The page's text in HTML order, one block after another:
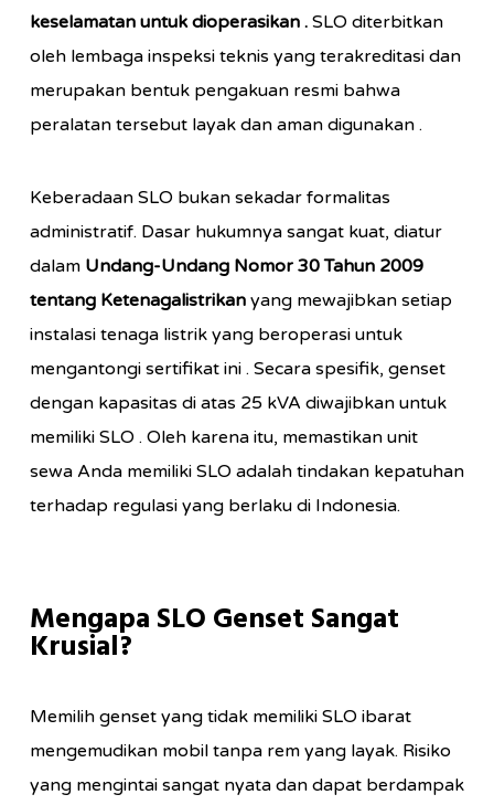
keselamatan untuk dioperasikan .SLO diterbitkan
oleh lembaga inspeksi teknis yang terakreditasi dan
merupakan bentuk pengakuan resmi bahwa
peralatan tersebut layak dan aman digunakan .
Keberadaan SLO bukan sekadar formalitas
administratif. Dasar hukumnya sangat kuat, diatur
dalam Undang-Undang Nomor 30 Tahun 2009
tentang Ketenagalistrikanyang mewajibkan setiap
instalasi tenaga listrik yang beroperasi untuk
mengantongi sertifikat ini . Secara spesifik, genset
dengan kapasitas di atas 25 kVA diwajibkan untuk
memiliki SLO . Oleh karena itu, memastikan unit
sewa Anda memiliki SLO adalah tindakan kepatuhan
terhadap regulasi yang berlaku di Indonesia.
Mengapa SLO Genset Sangat
Krusial?
Memilih genset yang tidak memiliki SLO ibarat
mengemudikan mobil tanpa rem yang layak. Risiko
yang mengintai sangat nyata dan dapat berdampak